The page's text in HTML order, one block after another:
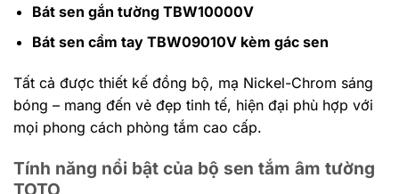
Bát sen gắn tường TBW10000V
Bát sen cầm tay TBW09010V kèm gác sen
Tất cả được thiết kế đồng bộ, mạ Nickel-Chrom sáng
bóng – mang đến vẻ đẹp tinh tế, hiện đại phù hợp với
mọi phong cách phòng tắm cao cấp.
Tính năng nổi bật của bộ sen tắm âm tường
TOTO